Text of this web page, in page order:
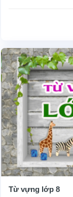
Từ vựng lớp 8